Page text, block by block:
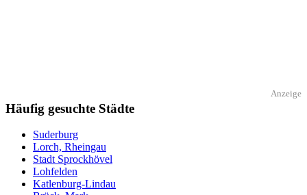
Anzeige
Häufig gesuchte Städte
Suderburg
Lorch, Rheingau
Stadt Sprockhövel
Lohfelden
Katlenburg-Lindau